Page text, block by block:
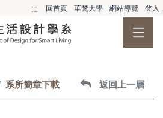
::: 回首頁 華梵大學 網站導覽 登入
系所簡章下載 返回上一層